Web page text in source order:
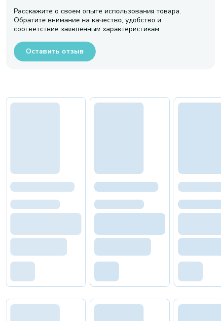
Расскажите о своем опыте использования товара.
Обратите внимание на качество, удобство и
соответствие заявленным характеристикам
Оставить отзыв